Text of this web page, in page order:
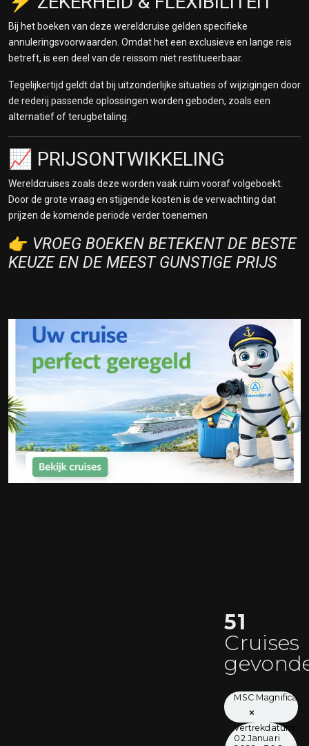
21 april 2028
Aqaba, Jordanië
22 april 2028
Suez
Suez
24 april 2028
Alexandria
25 april 2028
Op Zee
26 april 2028
Op Zee
27 april 2028
Civitavecchia (Rome)
Genua
29 april 2028
Bij het boeken van deze wereldcruise gelden specifieke
annuleringsvoorwaarden. Omdat het een exclusieve en lange reis
betreft, is een deel van de reissom niet restitueerbaar.
Tegelijkertijd geldt dat bij uitzonderlijke situaties of wijzigingen door
de rederij passende oplossingen worden geboden, zoals een
alternatief of terugbetaling.
📈 PRIJSONTWIKKELING
Wereldcruises zoals deze worden vaak ruim vooraf volgeboekt.
Door de grote vraag en stijgende kosten is de verwachting dat
prijzen de komende periode verder toenemen
👉 VROEG BOEKEN BETEKENT DE BESTE
KEUZE EN DE MEEST GUNSTIGE PRIJS